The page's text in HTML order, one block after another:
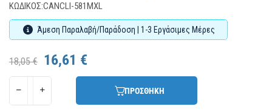
ΚΩΔΙΚΌΣ:CANCLI-581MXL
Άμεση Παραλαβή/Παράδοση | 1-3 Εργάσιμες Μέρες
18,05 € 16,61 €
ΠΡΟΣΘΗΚΗ